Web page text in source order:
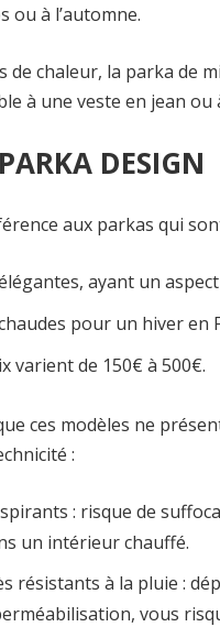
ou à l’automne.
de chaleur, la parka de
à une veste en jean ou
DESIGN
aux parkas qui
ayant un
pour un hiver en
varient de 150€ à 500€.
ces modèles ne
:
: risque de
un intérieur chauffé.
résistants à la pluie :
vous